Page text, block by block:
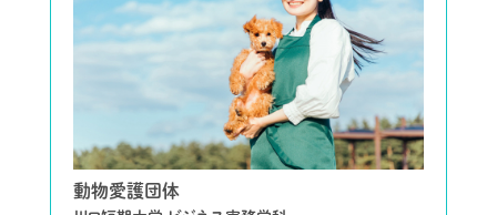
動物愛護団体